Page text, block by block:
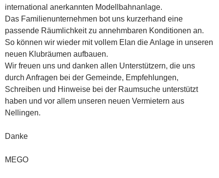
international anerkannten Modellbahnanlage.
Das Familienunternehmen bot uns kurzerhand eine
passende Räumlichkeit zu annehmbaren Konditionen an.
So können wir wieder mit vollem Elan die Anlage in unseren
neuen Klubräumen aufbauen.
Wir freuen uns und danken allen Unterstützern, die uns
durch Anfragen bei der Gemeinde, Empfehlungen,
Schreiben und Hinweise bei der Raumsuche unterstützt
haben und vor allem unseren neuen Vermietern aus
Nellingen.
Danke
MEGO